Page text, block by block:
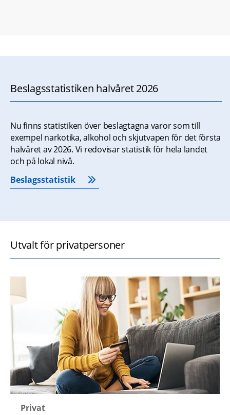
Beslagsstatistiken halvåret 2026
Nu finns statistiken över beslagtagna varor som till
exempel narkotika, alkohol och skjutvapen för det första
halvåret av 2026. Vi redovisar statistik för hela landet
och på lokal nivå.
Beslagsstatistik
Utvalt för privatpersoner
Privat